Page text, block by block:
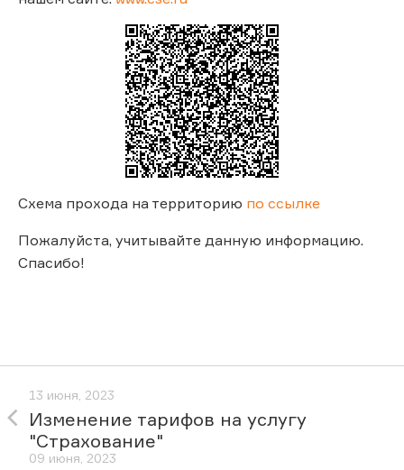
Схема прохода на территорию по ссылке
Пожалуйста, учитывайте данную информацию.
Спасибо!
13 июня, 2023
Изменение тарифов на услугу
"Страхование"
09 июня, 2023